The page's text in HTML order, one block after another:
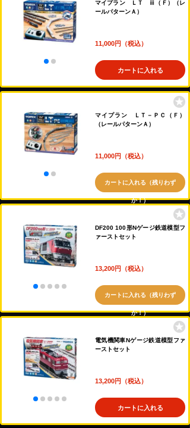
マイプラン ＬＴ ⅲ（Ｆ）（レ
ールパターンＡ）
11,000円（税込）
カートに入れる
マイプラン ＬＴ－ＰＣ（Ｆ）
（レールパターンＡ）
11,000円（税込）
カートに入れる（残りわず
か！）
DF200 100形Nゲージ鉄道模型フ
ァーストセット
13,200円（税込）
カートに入れる（残りわず
か！）
電気機関車Nゲージ鉄道模型ファ
ーストセット
13,200円（税込）
カートに入れる